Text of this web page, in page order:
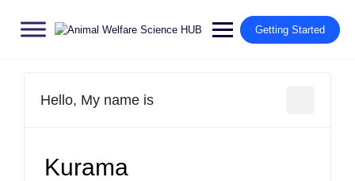
Getting Started
Hello, My name is
Kurama